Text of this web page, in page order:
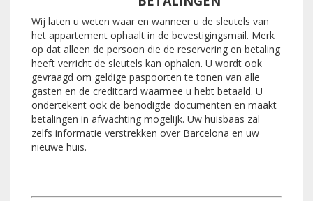
Wij laten u weten waar en wanneer u de sleutels van
het appartement ophaalt in de bevestigingsmail. Merk
op dat alleen de persoon die de reservering en betaling
heeft verricht de sleutels kan ophalen. U wordt ook
gevraagd om geldige paspoorten te tonen van alle
gasten en de creditcard waarmee u hebt betaald. U
ondertekent ook de benodigde documenten en maakt
betalingen in afwachting mogelijk. Uw huisbaas zal
zelfs informatie verstrekken over Barcelona en uw
nieuwe huis.